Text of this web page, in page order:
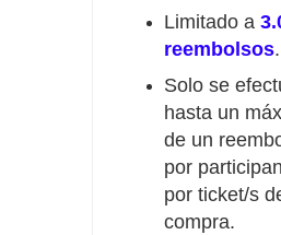
Limitado a
reembolsos.
Solo se
hasta un
de un
por
por ticket/s
compra.